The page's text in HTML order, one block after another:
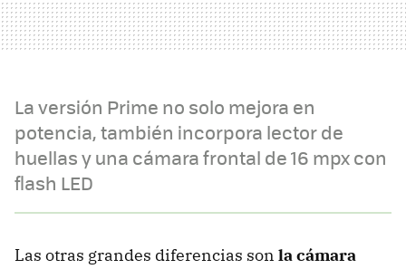
La versión Prime no solo mejora en
potencia, también incorpora lector de
huellas y una cámara frontal de 16 mpx con
flash LED
Las otras grandes diferencias son la cámara